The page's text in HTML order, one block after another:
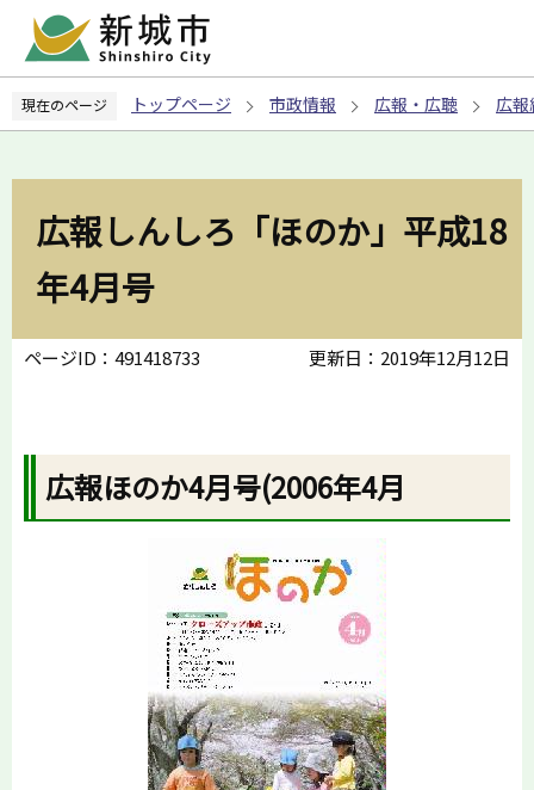
ペ
の
現在のページ トップページ 市政情報 広報・広聴 広報
広報しんしろ「ほのか」平成18
年4月号
ページID：491418733 更新日：2019年12月12日
広報ほのか4月号(2006年4月